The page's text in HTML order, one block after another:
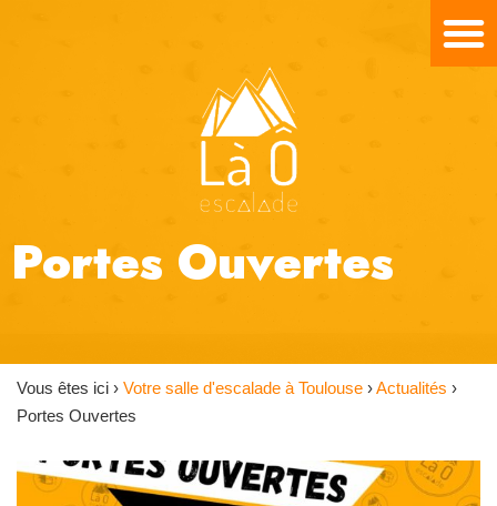
Portes Ouvertes
Vous êtes ici › Votre salle d'escalade à Toulouse ›Actualités ›
Portes Ouvertes